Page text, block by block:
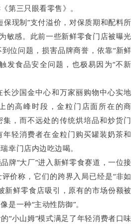
第三只眼看零售》。
保现制”支付溢价，对保质期和配料所
敏感。此前一些新鲜零食门店被曝光
位问题，损害品牌商誉，依靠“新鲜
发食品安全问题，也极易因为“不新
长沙国金中心和万家丽购物中心实地
的高峰时段，金粒门店面所在的商
，而不远处的传统烘培品和炒货门
年轻消费者在金粒门购买罐装奶茶和
幸门店内边吃边喝。
牌“大厂”进入新鲜零食赛道，一位接
价称，它们的跨界入局已经是“非如
新鲜零食店吸引，原有的市场份额被
是一种“主动性防御”。
“小山姆”模式满足了年轻消费者口味